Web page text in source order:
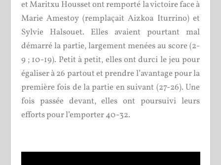
et Maritxu Housset ont remporté la victoire face à
Marie Amestoy (remplaçait Aizkoa Iturrino) et
Sylvie Halsouet. Elles avaient pourtant mal
démarré la partie, largement menées au score (2-
9 ; 10-19). Petit à petit, elles ont durci le jeu pour
égaliser à 26 partout et prendre l’avantage pour la
première fois de la partie en suivant (27-26). Une
fois passée devant, elles ont poursuivi leurs
efforts pour l’emporter 40-32.